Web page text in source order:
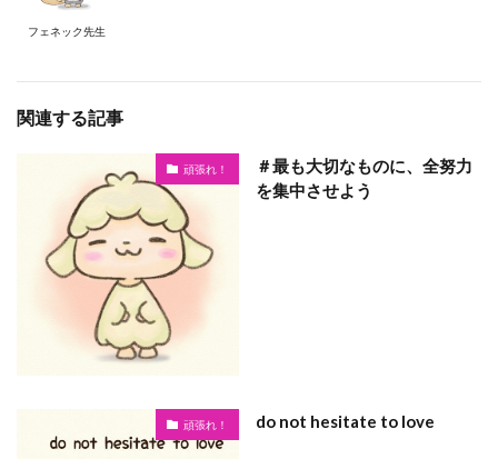
フェネック先生
関連する記事
頑張れ！
＃最も大切なものに、全努力
を集中させよう
頑張れ！ do not hesitate to love